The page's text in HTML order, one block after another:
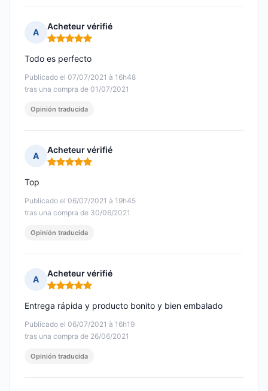
A
Acheteur vérifié
Nota: 5 de 5
Publicado el 07/07/2021 à 16h48
tras una compra de 01/07/2021
Todo es perfecto
Opinión traducida
A
Acheteur vérifié
Nota: 5 de 5
Publicado el 06/07/2021 à 19h45
tras una compra de 30/06/2021
Top
Opinión traducida
A
Acheteur vérifié
Nota: 5 de 5
Publicado el 06/07/2021 à 16h19
tras una compra de 26/06/2021
Entrega rápida y producto bonito y bien embalado
Opinión traducida